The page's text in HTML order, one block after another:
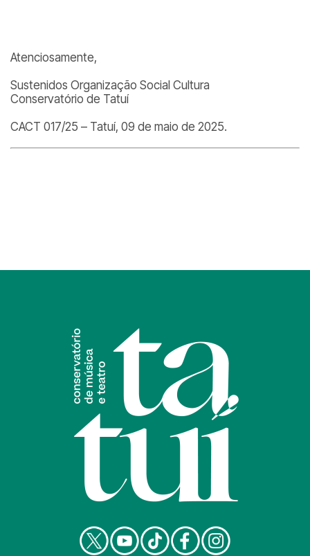
Atenciosamente,
Sustenidos Organização Social Cultura
Conservatório de Tatuí
CACT 017/25 – Tatuí, 09 de maio de 2025.